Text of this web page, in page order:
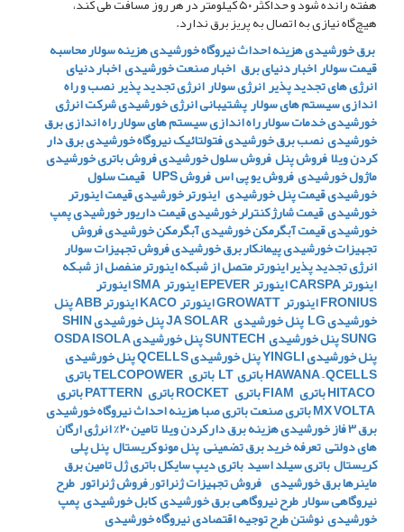
هیچ‌گاه نیازی به اتصال به پریز برق ندارد.
برق خورشیدیهزینه احداث نیروگاه خورشیدیهزینه سولارمحاسبه
قیمت سولاراخبار دنیای برق اخبار صنعت خورشیدیاخبار دنیای
انرژی های تجدید پذیرانرژی سولارانرژی تجدید پذیرنصب و راه
اندازی سیستم های سولارپشتیبانی انرژی خورشیدیشرکت انرژی
خورشیدیخدمات سولارراه اندازی سیستم های سولارراه اندازی برق
خورشیدینصب برق خورشیدیفتولتائیکنیروگاه خورشیدیبرق دار
کردن ویلافروش پنلفروش سلول خورشیدیفروش باتری خورشیدی
ماژول خورشیدیفروش یو پی اسفروش UPS قیمت سلول
خورشیدیقیمت پنل خورشیدی اینورتر خورشیدیقیمت اینورتر
خورشیدیقیمت شارژ کنترلر خورشیدیقیمت داریور خورشیدیپمپ
خورشیدیقیمت آبگرمکن خورشیدیآبگرمکن خورشیدیفروش
تجهیزات خورشیدیپیمانکار برق خورشیدیفروش تجهیزات سولار
انرژی تجدید پذیراینورتر متصل از شبکهاینورتر منفصل از شبکه
اینورتر CARSPA اینورتر EPEVER اینورتر SMA اینورتر
FRONIUSاینورتر GROWATT اینورتر KACO اینورتر ABB پنل
خورشیدی LG پنل خورشیدی JA SOLAR پنل خورشیدی SHIN
SUNGپنل خورشیدی SUNTECH پنل خورشیدی OSDA ISOLA
پنل خورشیدی YINGLI پنل خورشیدی QCELLS پنل خورشیدی
HAWANA – QCELLSباتری LT باتری TELCOPOWER باتری
باتری FIAM باتری ROCKET باتری PATTERN باتری
باتری صنعتباتری صباهزینه احداث نیروگاه خورشیدی
برق 3 فاز خورشیدی هزینه برق دار کردن ویلا تامین 20% انرژی ارگان
های دولتیتعرفه خرید برق تضمینیپنل مونو کریستالپنل پلی
کریستالباتری سیلد اسیدباتری دیپ سایکلباتری ژلتامین برق
ماینرها برق خورشیدی فروش تجهیزات ژنراتورفروش ژنراتور طرح
نیروگاهی سولارطرح نیروگاهی برق خورشیدیکابل خورشیدیپمپ
خورشیدینوشتن طرح توجیه اقتصادی نیروگاه خورشیدی